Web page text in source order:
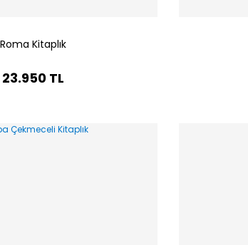
Roma Kitaplık
23.950 TL